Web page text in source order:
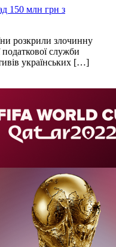
150 млн грн з
розкрили злочинну
служби
українських […]